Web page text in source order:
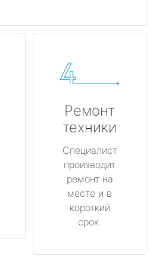
Ремонт
техники
Специалист
производит
ремонт на
месте и в
короткий
срок.